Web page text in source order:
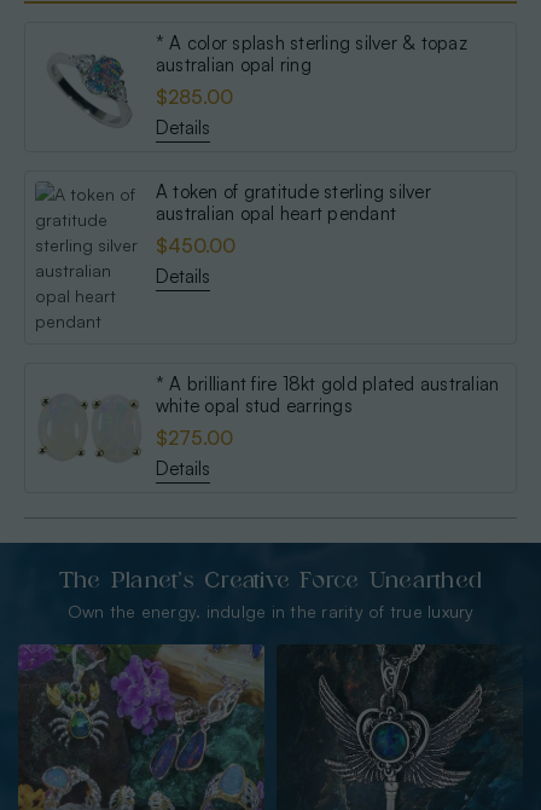
* A color splash sterling silver & topaz
australian opal ring
$285.00
Details
A token of gratitude sterling silver
australian opal heart pendant
$450.00
Details
* A brilliant fire 18kt gold plated australian
white opal stud earrings
$275.00
Details
The Planet’s Creative Force Unearthed
Own the energy. indulge in the rarity of true luxury